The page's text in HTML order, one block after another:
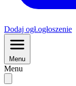
Dodaj ogł.ogłoszenie
Menu
Menu